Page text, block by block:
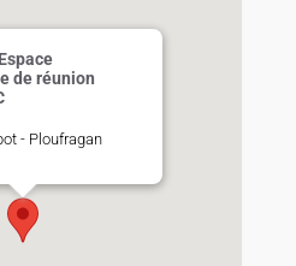
de réunion
- Ploufragan